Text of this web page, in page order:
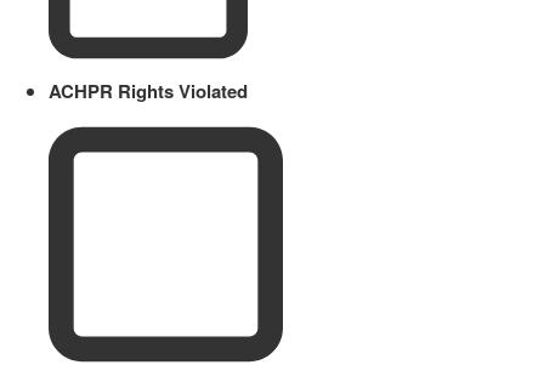
ACHPR Rights Violated